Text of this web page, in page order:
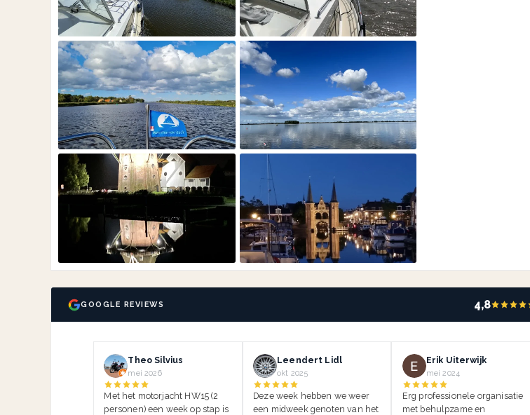
GOOGLE REVIEWS 4,8
Theo Silvius
mei 2026
Met het motorjacht HW15 (2
personen) een week op stap is
Leendert Lidl
okt 2025
Deze week hebben we weer
een midweek genoten van het
Erik Uiterwijk
mei 2024
Erg professionele organisatie
met behulpzame en